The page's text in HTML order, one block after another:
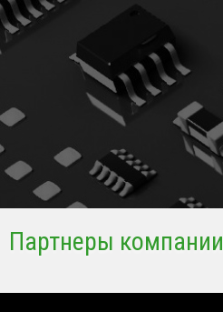
Партнеры компании